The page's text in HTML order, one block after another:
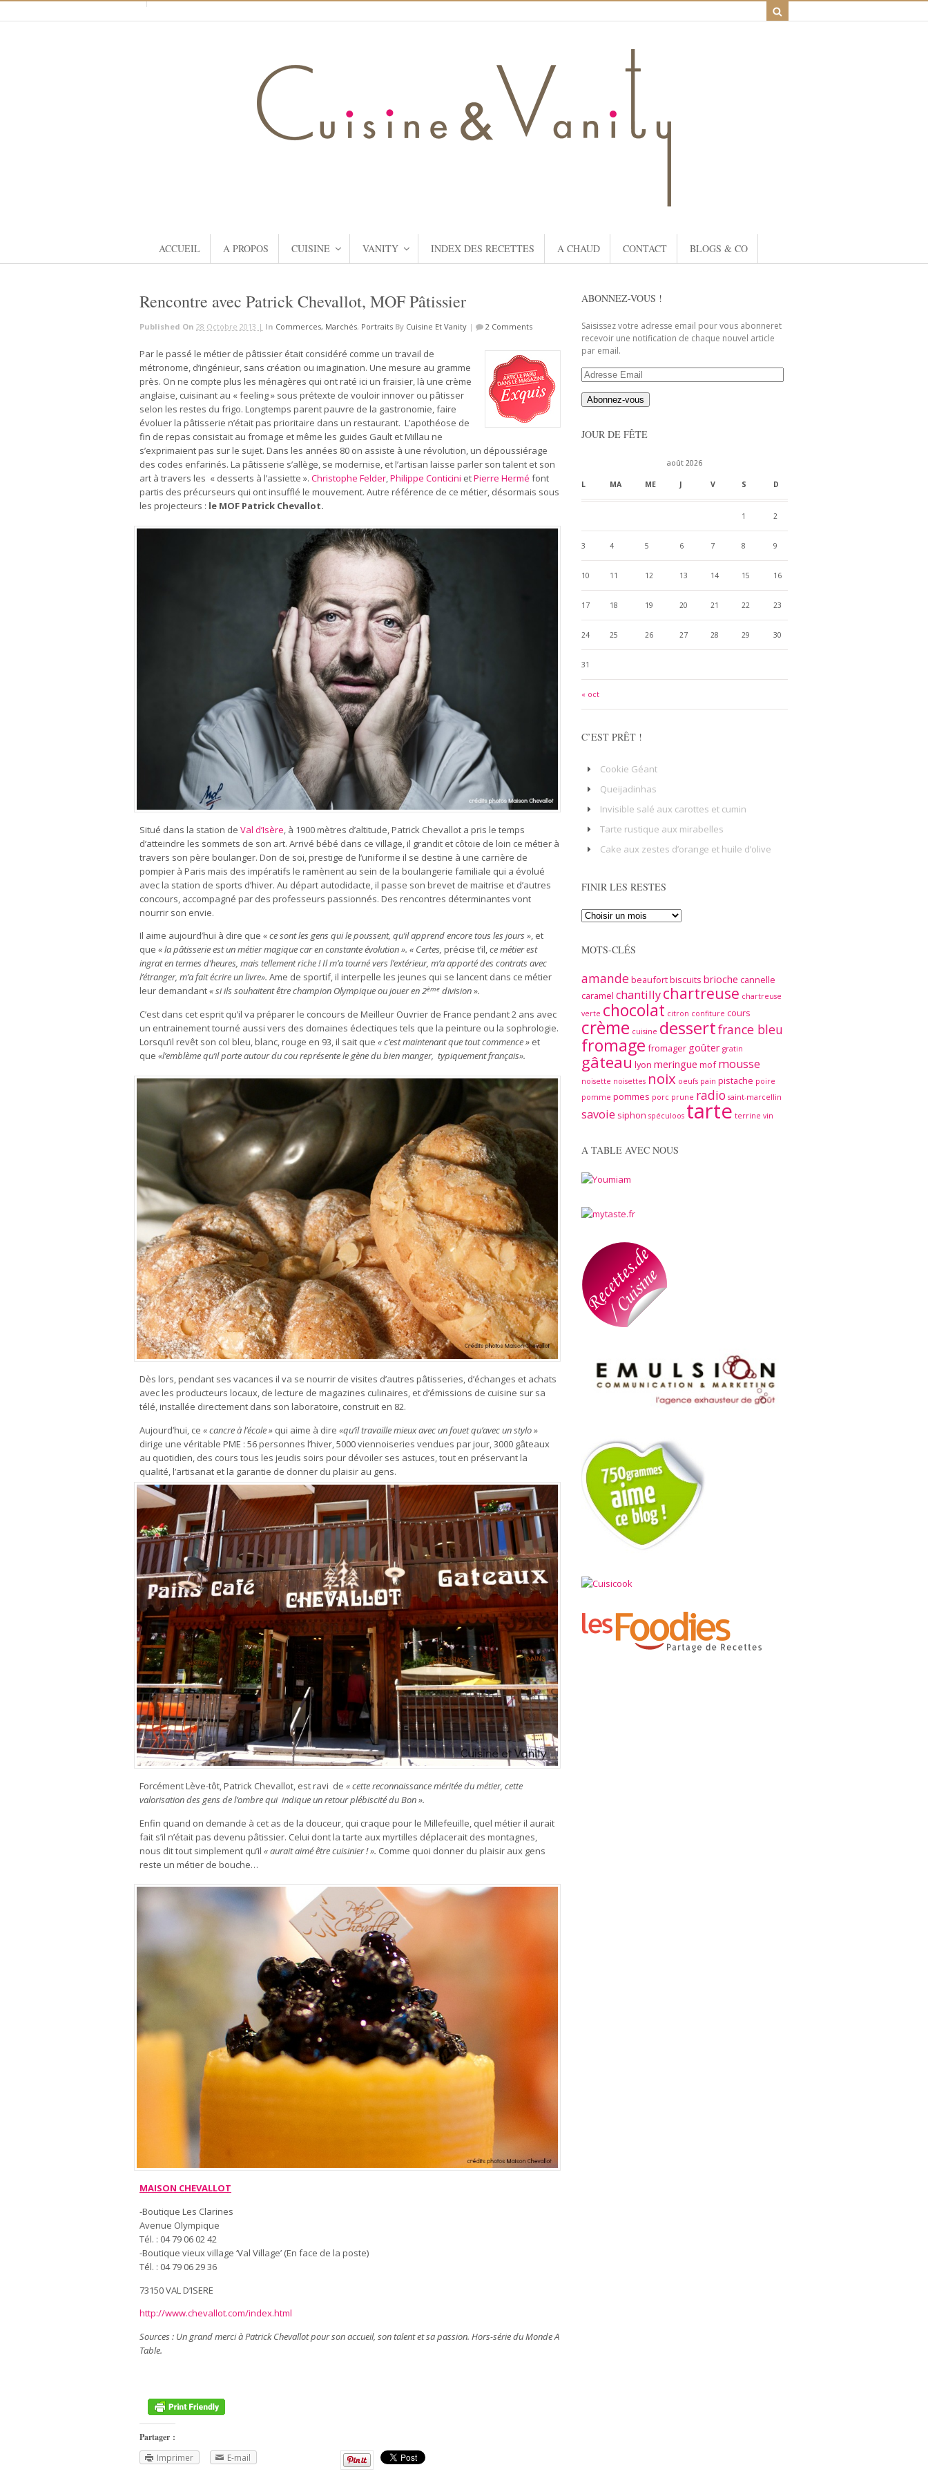
ACCUEIL A PROPOS CUISINE VANITY INDEX DES RECETTES A CHAUD CONTACT BLOGS & CO
Rencontre avec Patrick Chevallot, MOF Pâtissier
Published On 28 Octobre 2013 | In Commerces, Marchés, Portraits By Cuisine Et Vanity | 2 Comments
Par le passé le métier de pâtissier était considéré comme un travail de
métronome, d’ingénieur, sans création ou imagination. Une mesure au gramme
près. On ne compte plus les ménagères qui ont raté ici un fraisier, là une crème
anglaise, cuisinant au « feeling » sous prétexte de vouloir innover ou pâtisser
selon les restes du frigo. Longtemps parent pauvre de la gastronomie, faire
évoluer la pâtisserie n’était pas prioritaire dans un restaurant. L’apothéose de
fin de repas consistait au fromage et même les guides Gault et Millau ne
s’exprimaient pas sur le sujet. Dans les années 80 on assiste à une révolution, un dépoussiérage
des codes enfarinés. La pâtisserie s’allège, se modernise, et l’artisan laisse parler son talent et son
art à travers les « desserts à l’assiette ». Christophe Felder,Philippe Conticini etPierre Hermé font
partis des précurseurs qui ont insufflé le mouvement. Autre référence de ce métier, désormais sous
les projecteurs : le MOF Patrick Chevallot.
Situé dans la station de Val d’Isère , à 1900 mètres d’altitude, Patrick Chevallot a pris le temps
d’atteindre les sommets de son art. Arrivé bébé dans ce village, il grandit et côtoie de loin ce métier à
travers son père boulanger. Don de soi, prestige de l’uniforme il se destine à une carrière de
pompier à Paris mais des impératifs le ramènent au sein de la boulangerie familiale qui a évolué
avec la station de sports d’hiver. Au départ autodidacte, il passe son brevet de maitrise et d’autres
concours, accompagné par des professeurs passionnés. Des rencontres déterminantes vont
nourrir son envie.
Il aime aujourd’hui à dire que « ce sont les gens qui le poussent, qu’il apprend encore tous les jours », et
que « la pâtisserie est un métier magique car en constante évolution ». « Certes, précise t’il,ce métierest
ingrat en termes d’heures, mais tellement riche ! Il m’a tourné vers l’extérieur, m’a apporté des contrats avec
l’étranger, m’a fait écrire un livre». Ame de sportif, il interpelle les jeunes qui se lancent dans ce métier
leur demandant« si ils souhaitent être champion Olympique ou jouer en 2ème division ».
C’est dans cet esprit qu’il va préparer le concours de Meilleur Ouvrier de France pendant 2 ans avec
un entrainement tourné aussi vers des domaines éclectiques tels que la peinture ou la sophrologie.
Lorsqu’il revêt son col bleu, blanc, rouge en 93, il sait que « c’est maintenant que tout commence » et
que «l’emblème qu’il porte autour du cou représente le gène du bien manger, typiquement français».
Dès lors, pendant ses vacances il va se nourrir de visites d’autres pâtisseries, d’échanges et achats
avec les producteurs locaux, de lecture de magazines culinaires, et d’émissions de cuisine sur sa
télé, installée directement dans son laboratoire, construit en 82.
Aujourd’hui, ce « cancre à l’école » qui aime à dire «qu’il travaille mieux avec un fouet qu’avec un stylo »
dirige une véritable PME : 56 personnes l’hiver, 5000 viennoiseries vendues par jour, 3000 gâteaux
au quotidien, des cours tous les jeudis soirs pour dévoiler ses astuces, tout en préservant la
qualité, l’artisanat et la garantie de donner du plaisir au gens.
Forcément Lève-tôt, Patrick Chevallot, est ravi de « cette reconnaissance méritée du métier, cette
valorisation des gens de l’ombre qui indique un retour plébiscité du Bon ».
Enfin quand on demande à cet as de la douceur, qui craque pour le Millefeuille, quel métier il aurait
fait s’il n’était pas devenu pâtissier. Celui dont la tarte aux myrtilles déplacerait des montagnes,
nous dit tout simplement qu’il « aurait aimé être cuisinier ! ». Comme quoi donner du plaisir aux gens
reste un métier de bouche…
MAISON CHEVALLOT
-Boutique Les Clarines
Avenue Olympique
Tél. : 04 79 06 02 42
-Boutique vieux village ‘Val Village’ (En face de la poste)
Tél. : 04 79 06 29 36
73150 VAL D’ISERE
http://www.chevallot.com/index.html
Sources : Un grand merci à Patrick Chevallot pour son accueil, son talent et sa passion. Hors-série du Monde A
Table.
Partager :
Imprimer
E-mail
ABONNEZ-VOUS !
Saisissez votre adresse email pour vous abonneret
recevoir une notification de chaque nouvel article
par email.
Adresse
Email
JOUR DE FÊTE
août 2026
L MA ME J V S D
« oct
1 2
3 4 5 6 7 8 9
10 11 12 13 14 15 16
17 18 19 20 21 22 23
24 25 26 27 28 29 30
31
C’EST PRÊT !
Cookie Géant
Queijadinhas
Invisible salé aux carottes et cumin
Tarte rustique aux mirabelles
Cake aux zestes d’orange et huile d’olive
FINIR LES RESTES
MOTS-CLÉS
amandebeaufortbiscuits brioche cannelle
caramel chantillychartreuse chartreuse
verte chocolat citron confiture cours
crème cuisine dessertfrance bleu
fromage fromager goûter gratin
gâteaulyon meringue mof mousse
noisette noisettes noix oeufs pain pistache poire
pomme pommes porc prune radio saint-marcellin
savoie siphon spéculoos tarte terrine vin
A TABLE AVEC NOUS